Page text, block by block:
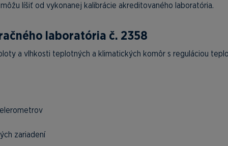
líšiť od vykonanej kalibrácie akreditovaného laboratória.
laboratória č. 2358
a vlhkosti teplotných a klimatických komôr s reguláciou
zariadení